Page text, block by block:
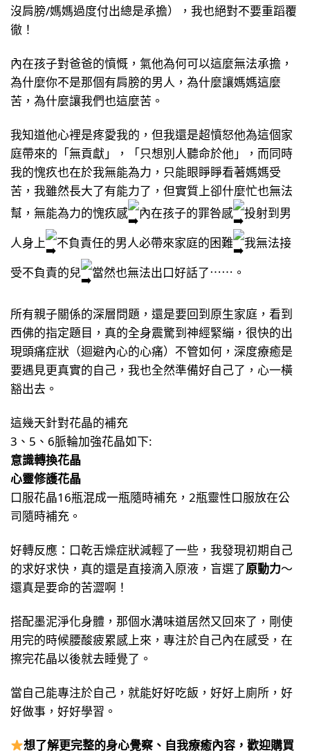
沒肩膀/媽媽過度付出總是承擔），我也絕對不要重蹈覆
徹！
內在孩子對爸爸的憤慨，氣他為何可以這麼無法承擔，
為什麼你不是那個有肩膀的男人，為什麼讓媽媽這麼
苦，為什麼讓我們也這麼苦。
我知道他心裡是疼愛我的，但我還是超憤怒他為這個家
庭帶來的「無貢獻」，「只想別人聽命於他」，而同時
我的愧疚也在於我無能為力，只能眼睜睜看著媽媽受
苦，我雖然長大了有能力了，但實質上卻什麼忙也無法
幫，無能為力的愧疚感
內在孩子的罪咎感
投射到男
人身上
不負責任的男人必帶來家庭的困難
我無法接
受不負責的兒
當然也無法出口好話了⋯⋯。
所有親子關係的深層問題，還是要回到原生家庭，看到
西佛的指定題目，真的全身震驚到神經緊繃，很快的出
現頭痛症狀（迴避內心的心痛）不管如何，深度療癒是
要遇見更真實的自己，我也全然準備好自己了，心一橫
豁出去。
這幾天針對花晶的補充
3、5、6脈輪加強花晶如下:
意識轉換花晶
心靈修護花晶
口服花晶16瓶混成一瓶隨時補充，2瓶靈性口服放在公
司隨時補充。
好轉反應：口乾舌燥症狀減輕了一些，我發現初期自己
的求好求快，真的還是直接滴入原液，盲選了原動力～
還真是要命的苦澀啊！
搭配墨泥淨化身體，那個水溝味道居然又回來了，剛使
用完的時候腰酸疲累感上來，專注於自己內在感受，在
擦完花晶以後就去睡覺了。
當自己能專注於自己，就能好好吃飯，好好上廁所，好
好做事，好好學習。
想了解更完整的身心覺察、自我療癒內容，歡迎購買